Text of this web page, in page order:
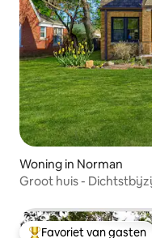
Woning in Norman
Groot huis -
Favoriet van gasten